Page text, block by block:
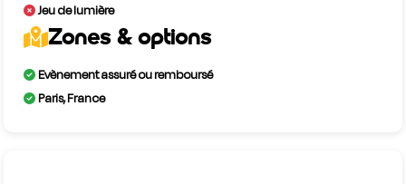
Jeu de lumière
Zones & options
Evènement assuré ou remboursé
Paris, France